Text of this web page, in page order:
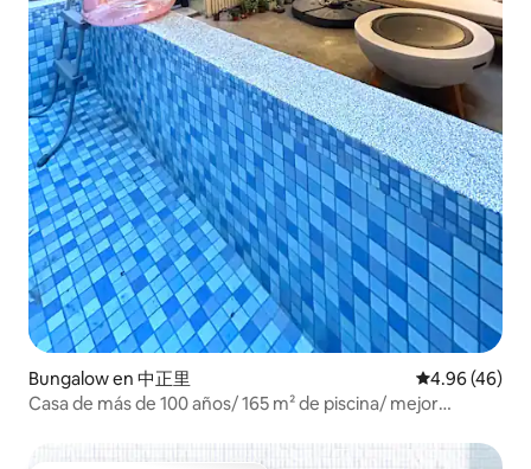
Bungalow en 中正里 Calificación
4.96 (46)
Casa de más de 100 años/ 165 m² de piscina/ mejor